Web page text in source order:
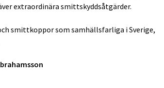
extraordinära smittskyddsåtgärder.
smittkoppor som samhällsfarliga i Sverige,